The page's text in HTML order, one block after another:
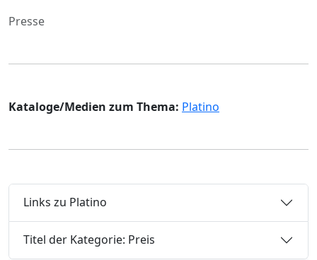
Presse
Kataloge/Medien zum Thema: Platino
Links zu Platino
Titel der Kategorie: Preis